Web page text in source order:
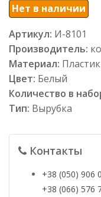
Нет в наличии
Артикул: И-8101
Производитель:
Материал: Пластик
Цвет: Белый
Количество в
Тип: Вырубка
Контакты
+38 (050) 906
+38 (066) 576